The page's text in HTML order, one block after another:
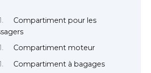
Compartiment pour les
Compartiment moteur
Compartiment à bagages